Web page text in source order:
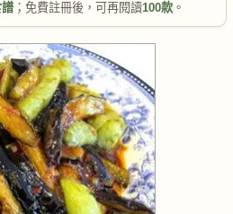
；免費註冊後，可再閱讀100款 。